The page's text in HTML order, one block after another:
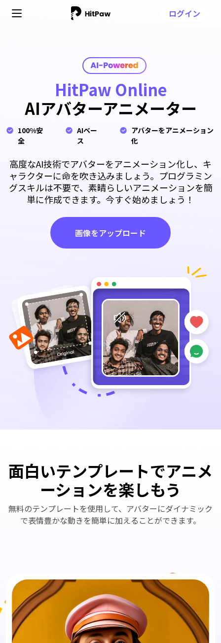
ログイン
HitPaw Online
AIアバターアニメーター
100%安
全
AIベー
ス
アバターをアニメーション
化
高度なAI技術でアバターをアニメーション化し、キ
ャラクターに命を吹き込みましょう。プログラミン
グスキルは不要で、素晴らしいアニメーションを簡
単に作成できます。今すぐ始めましょう！
画像をアップロード
面白いテンプレートでアニメ
ーションを楽しもう
無料のテンプレートを使用して、アバターにダイナミック
で表情豊かな動きを簡単に加えることができます。